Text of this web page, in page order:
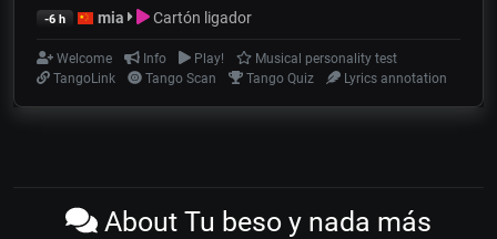
-6 h mia Cartón ligador
Welcome Info Play!
Musical personality test
TangoLink
Tango Scan Tango Quiz Lyrics annotation
About Tu beso y nada más